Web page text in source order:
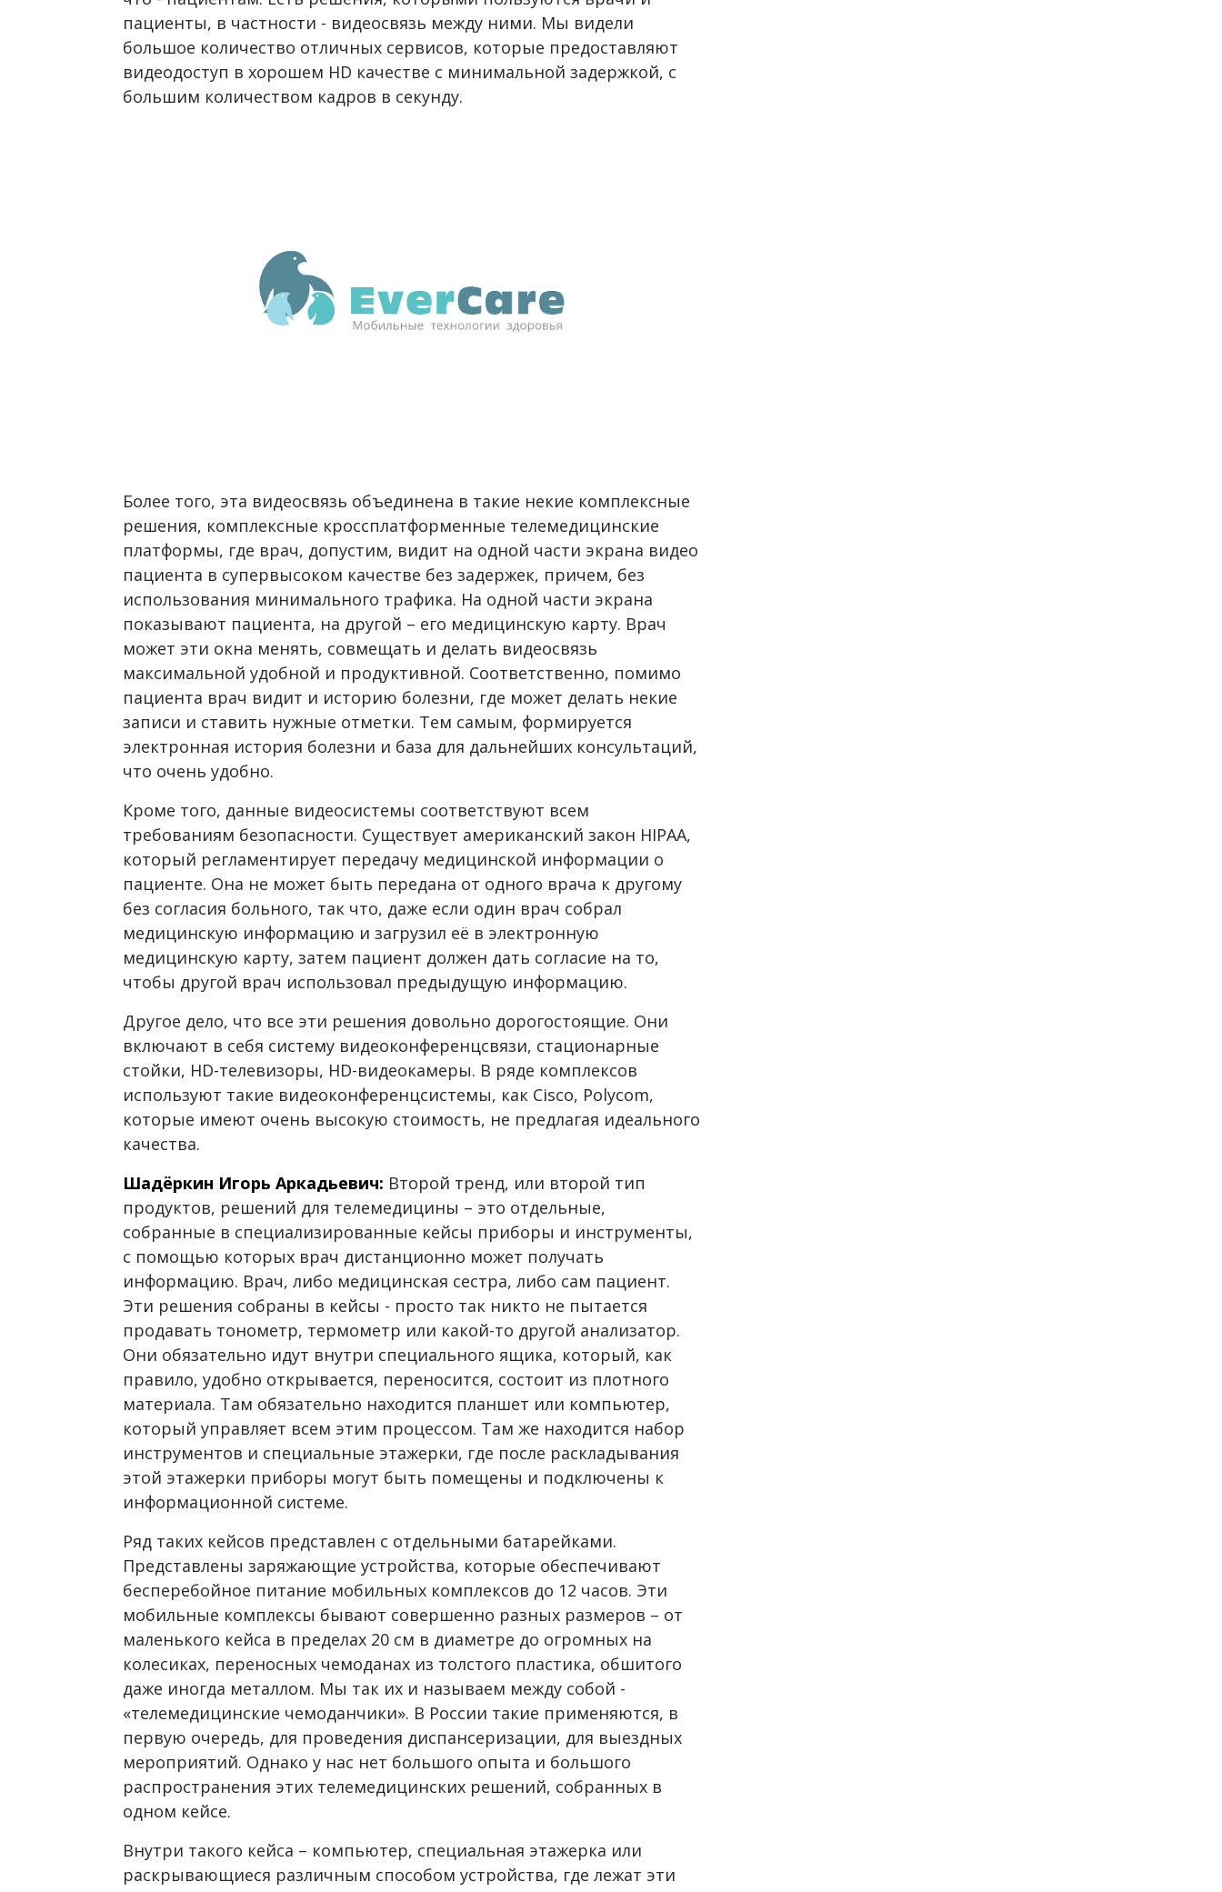
пациенты, в частности - видеосвязь между ними. Мы видели
большое количество отличных сервисов, которые предоставляют
видеодоступ в хорошем HD качестве с минимальной задержкой, с
большим количеством кадров в секунду.
Более того, эта видеосвязь объединена в такие некие комплексные
решения, комплексные кроссплатформенные телемедицинские
платформы, где врач, допустим, видит на одной части экрана видео
пациента в супервысоком качестве без задержек, причем, без
использования минимального трафика. На одной части экрана
показывают пациента, на другой – его медицинскую карту. Врач
может эти окна менять, совмещать и делать видеосвязь
максимальной удобной и продуктивной. Соответственно, помимо
пациента врач видит и историю болезни, где может делать некие
записи и ставить нужные отметки. Тем самым, формируется
электронная история болезни и база для дальнейших консультаций,
что очень удобно.
Кроме того, данные видеосистемы соответствуют всем
требованиям безопасности. Существует американский закон HIPAA,
который регламентирует передачу медицинской информации о
пациенте. Она не может быть передана от одного врача к другому
без согласия больного, так что, даже если один врач собрал
медицинскую информацию и загрузил её в электронную
медицинскую карту, затем пациент должен дать согласие на то,
чтобы другой врач использовал предыдущую информацию.
Другое дело, что все эти решения довольно дорогостоящие. Они
включают в себя систему видеоконференцсвязи, стационарные
стойки, HD-телевизоры, HD-видеокамеры. В ряде комплексов
используют такие видеоконференцсистемы, как Cisco, Polycom,
которые имеют очень высокую стоимость, не предлагая идеального
качества.
Шадёркин Игорь Аркадьевич: Второй тренд, или второй тип
продуктов, решений для телемедицины – это отдельные,
собранные в специализированные кейсы приборы и инструменты,
с помощью которых врач дистанционно может получать
информацию. Врач, либо медицинская сестра, либо сам пациент.
Эти решения собраны в кейсы - просто так никто не пытается
продавать тонометр, термометр или какой-то другой анализатор.
Они обязательно идут внутри специального ящика, который, как
правило, удобно открывается, переносится, состоит из плотного
материала. Там обязательно находится планшет или компьютер,
который управляет всем этим процессом. Там же находится набор
инструментов и специальные этажерки, где после раскладывания
этой этажерки приборы могут быть помещены и подключены к
информационной системе.
Ряд таких кейсов представлен с отдельными батарейками.
Представлены заряжающие устройства, которые обеспечивают
бесперебойное питание мобильных комплексов до 12 часов. Эти
мобильные комплексы бывают совершенно разных размеров – от
маленького кейса в пределах 20 см в диаметре до огромных на
колесиках, переносных чемоданах из толстого пластика, обшитого
даже иногда металлом. Мы так их и называем между собой -
«телемедицинские чемоданчики». В России такие применяются, в
первую очередь, для проведения диспансеризации, для выездных
мероприятий. Однако у нас нет большого опыта и большого
распространения этих телемедицинских решений, собранных в
одном кейсе.
Внутри такого кейса – компьютер, специальная этажерка или
раскрывающиеся различным способом устройства, где лежат эти